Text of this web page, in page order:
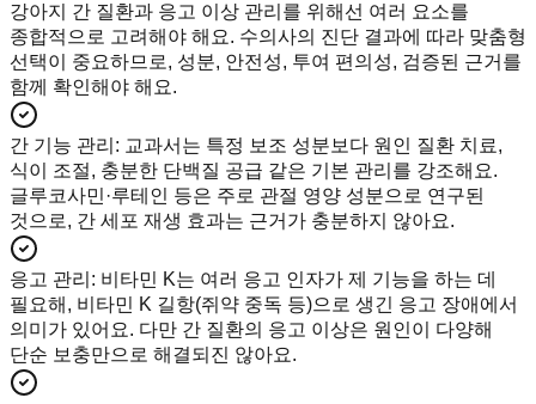
강아지 간 질환과 응고 이상 관리를 위해선 여러 요소를
종합적으로 고려해야 해요. 수의사의 진단 결과에 따라 맞춤형
선택이 중요하므로, 성분, 안전성, 투여 편의성, 검증된 근거를
함께 확인해야 해요.
간 기능 관리 : 교과서는 특정 보조 성분보다 원인 질환 치료,
식이 조절, 충분한 단백질 공급 같은 기본 관리를 강조해요.
글루코사민·루테인 등은 주로 관절 영양 성분으로 연구된
것으로, 간 세포 재생 효과는 근거가 충분하지 않아요.
응고 관리 : 비타민 K는 여러 응고 인자가 제 기능을 하는 데
필요해, 비타민 K 길항(쥐약 중독 등)으로 생긴 응고 장애에서
의미가 있어요. 다만 간 질환의 응고 이상은 원인이 다양해
단순 보충만으로 해결되진 않아요.